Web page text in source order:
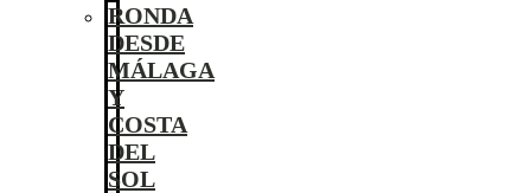
RONDA
DESDE
MÁLAGA
Y
COSTA
DEL
SOL